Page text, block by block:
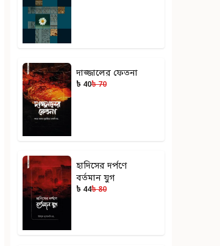
দাজ্জালের ফেতনা
৳ 40৳ 70
হাদিসের দর্পণে
বর্তমান যুগ
৳ 44৳ 80